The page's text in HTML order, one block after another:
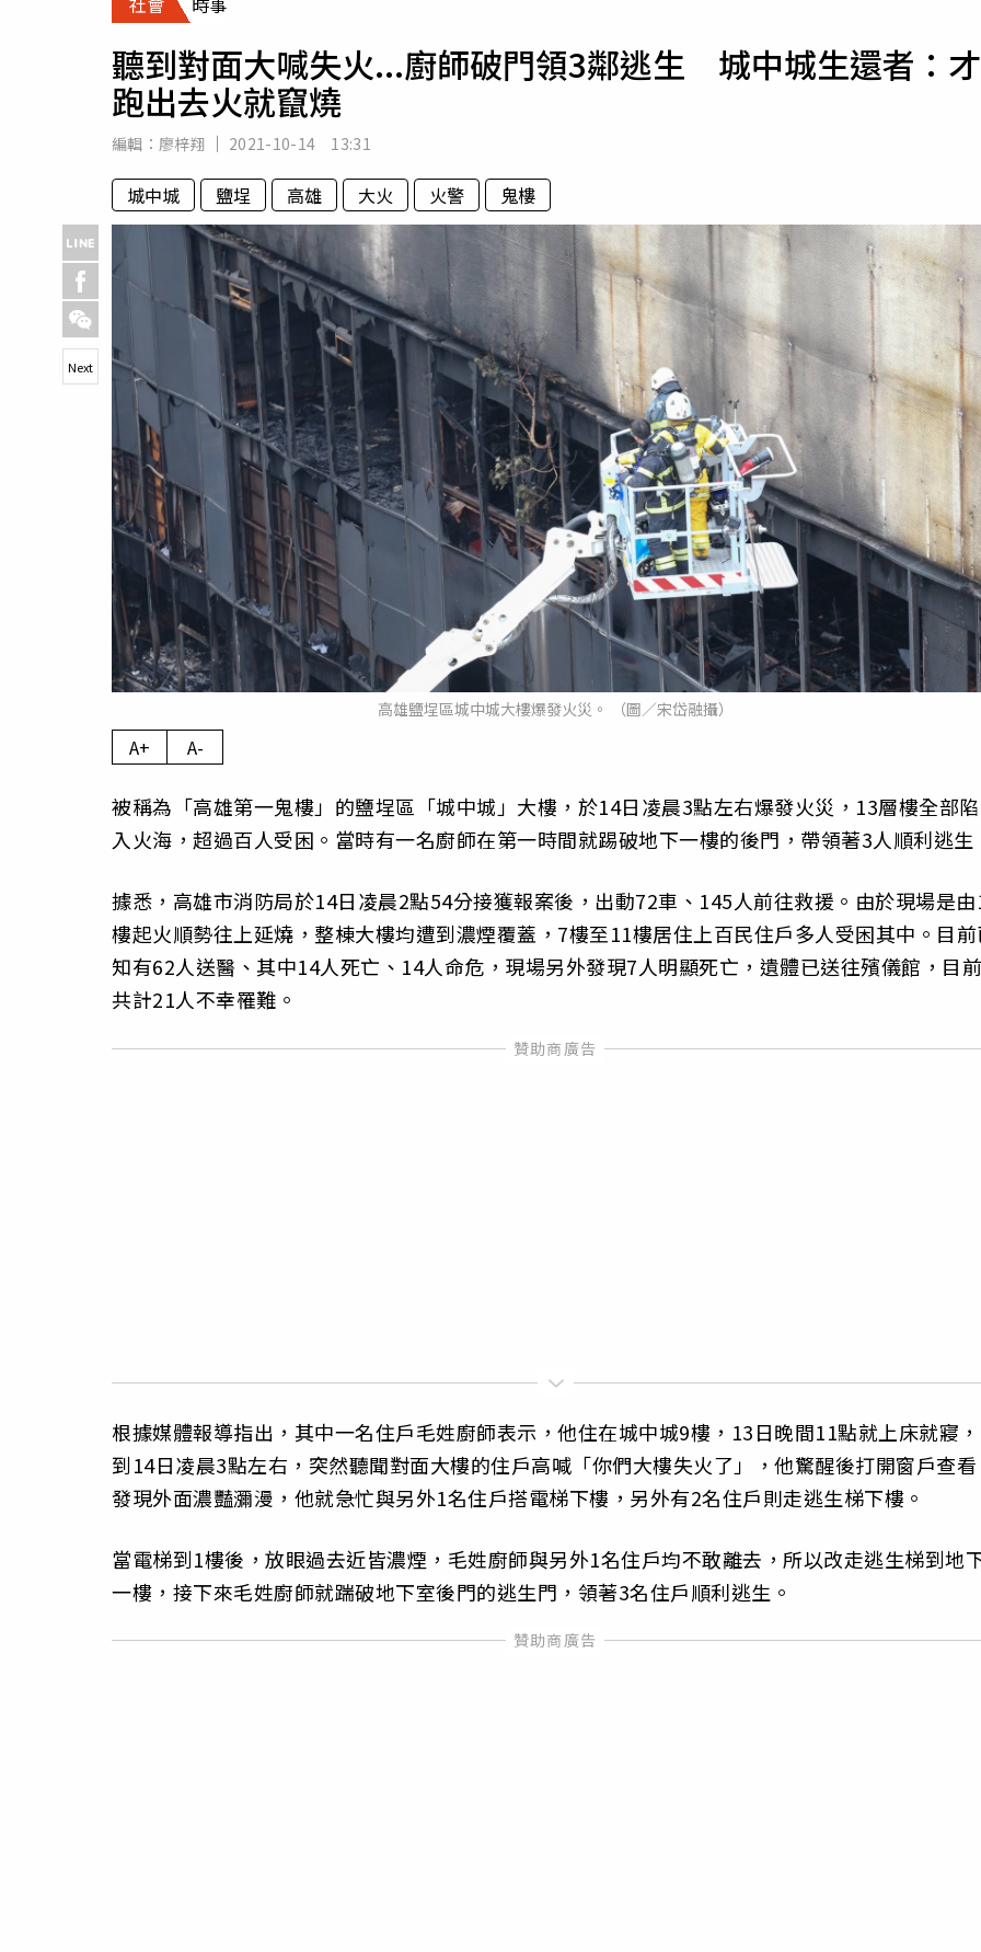
專欄
運勢
聽到對面大喊失火...廚師破門領3鄰逃生 城中城生還者：才
跑出去火就竄燒
編輯： 廖梓翔 2021-10-14 13:31
城中城 鹽埕 高雄 大火 火警 鬼樓
高雄鹽埕區城中城大樓爆發火災。 （圖／宋岱融攝）
Next
A+ A-
被稱為「高雄第一鬼樓」的鹽埕區「城中城」大樓，於14日凌晨3點左右爆發火災，13層樓全部陷
入火海，超過百人受困。當時有一名廚師在第一時間就踢破地下一樓的後門，帶領著3人順利逃生
據悉，高雄市消防局於14日凌晨2點54分接獲報案後，出動72車、145人前往救援。由於現場是
樓起火順勢往上延燒，整棟大樓均遭到濃煙覆蓋，7樓至11樓居住上百民住戶多人受困其中。目
知有62人送醫、其中14人死亡、14人命危，現場另外發現7人明顯死亡，遺體已送往殯儀館，目前
共計21人不幸罹難。
根據媒體報導指出，其中一名住戶毛姓廚師表示，他住在城中城9樓，13日晚間11點就上床就寢，
到14日凌晨3點左右，突然聽聞對面大樓的住戶高喊「你們大樓失火了」，他驚醒後打開窗戶查
發現外面濃豔瀰漫，他就急忙與另外1名住戶搭電梯下樓，另外有2名住戶則走逃生梯下樓。
當電梯到1樓後，放眼過去近皆濃煙，毛姓廚師與另外1名住戶均不敢離去，所以改走逃生梯到地
一樓，接下來毛姓廚師就踹破地下室後門的逃生門，領著3名住戶順利逃生。